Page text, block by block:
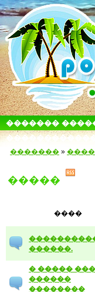
�������
������� »
�����
����
������.
� �����
������
��������